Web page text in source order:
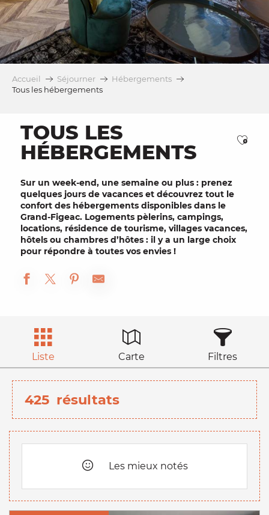
Accueil Séjourner
Hébergements
Tous les hébergements
TOUS LES
HÉBERGEMENTS
Sur un week-end, une semaine ou plus : prenez
quelques jours de vacances et découvrez tout le
confort des hébergements disponibles dans le
Grand-Figeac. Logements pèlerins, campings,
locations, résidence de tourisme, villages vacances,
hôtels ou chambres d’hôtes : il y a un large choix
pour répondre à toutes vos envies !
Liste Carte Filtres
425 résultats
Les mieux notés